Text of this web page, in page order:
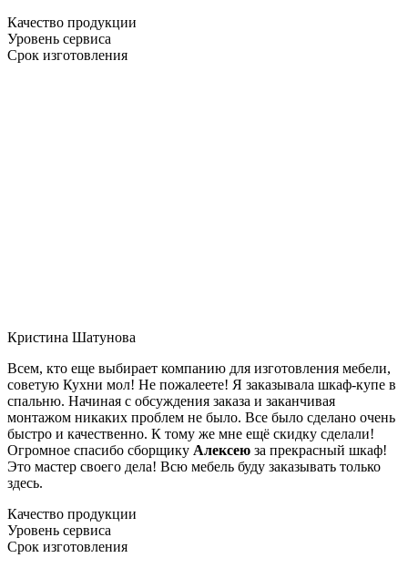
Качество продукции
Уровень сервиса
Срок изготовления
Кристина Шатунова
Всем, кто еще выбирает компанию для изготовления мебели,
советую Кухни мол! Не пожалеете! Я заказывала шкаф-купе в
спальню. Начиная с обсуждения заказа и заканчивая
монтажом никаких проблем не было. Все было сделано очень
быстро и качественно. К тому же мне ещё скидку сделали!
Огромное спасибо сборщику Алексею за прекрасный шкаф!
Это мастер своего дела! Всю мебель буду заказывать только
здесь.
Качество продукции
Уровень сервиса
Срок изготовления